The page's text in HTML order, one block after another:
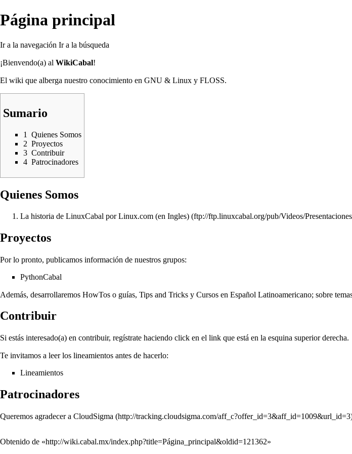
Página principal
Ir a la navegación Ir a la búsqueda
¡Bienvendo(a) al WikiCabal!
El wiki que alberga nuestro conocimiento en GNU & Linux y FLOSS.
Sumario
1
Quienes Somos
2 Proyectos
3 Contribuir
4 Patrocinadores
Quienes Somos
La historia de LinuxCabal por Linux.com (en Ingles)
Proyectos
Por lo pronto, publicamos información de nuestros grupos:
PythonCabal
Además, desarrollaremos HowTos o guías, Tips and Tricks y Cursos en Español Latinoamericano; sobre
Contribuir
Si estás interesado(a) en contribuir, regístrate haciendo click en el link que está en la esquina superior derecha.
Te invitamos a leer los lineamientos antes de hacerlo:
Lineamientos
Patrocinadores
Queremos agradecer a CloudSigma
Obtenido de «http://wiki.cabal.mx/index.php?title=Página_principal&oldid=121362»